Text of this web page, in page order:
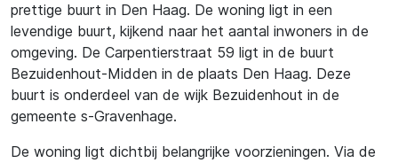
prettige buurt in Den Haag. De woning ligt in een
levendige buurt, kijkend naar het aantal inwoners in de
omgeving. De Carpentierstraat 59 ligt in de buurt
Bezuidenhout-Midden in de plaats Den Haag. Deze
buurt is onderdeel van de wijk Bezuidenhout in de
gemeente s-Gravenhage.
De woning ligt dichtbij belangrijke voorzieningen. Via de